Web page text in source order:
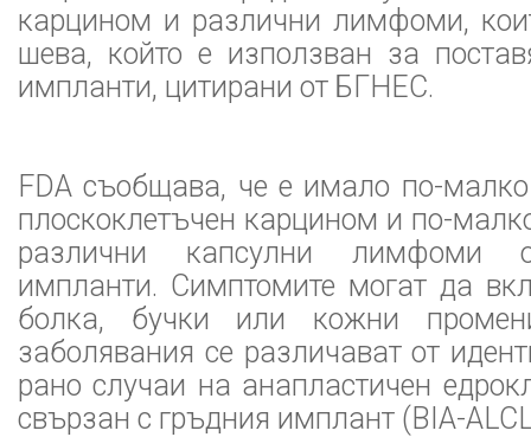
карцином и различни лимфоми,
шева, който е използван за
импланти, цитирани от БГНЕС.
FDA съобщава, че е имало по-
плоскоклетъчен карцином и по-
различни капсулни лимфоми
импланти. Симптомите могат да
болка, бучки или кожни
заболявания се различават от
рано случаи на анапластичен
свързан с гръдния имплант (BIA-